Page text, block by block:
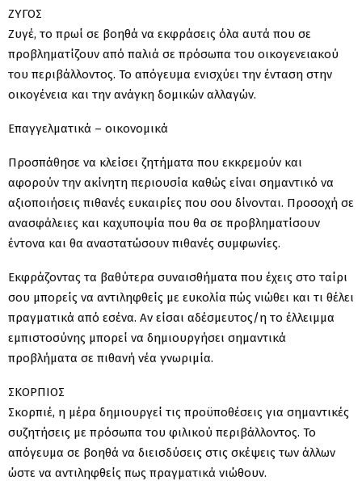
ΖΥΓΟΣ
Ζυγέ, το πρωί σε βοηθά να εκφράσεις όλα αυτά που σε
προβληματίζουν από παλιά σε πρόσωπα του οικογενειακού
του περιβάλλοντος. Το απόγευμα ενισχύει την ένταση στην
οικογένεια και την ανάγκη δομικών αλλαγών.
Επαγγελματικά – οικονομικά
Προσπάθησε να κλείσει ζητήματα που εκκρεμούν και
αφορούν την ακίνητη περιουσία καθώς είναι σημαντικό να
αξιοποιήσεις πιθανές ευκαιρίες που σου δίνονται. Προσοχή σε
ανασφάλειες και καχυποψία που θα σε προβληματίσουν
έντονα και θα αναστατώσουν πιθανές συμφωνίες.
Εκφράζοντας τα βαθύτερα συναισθήματα που έχεις στο ταίρι
σου μπορείς να αντιληφθείς με ευκολία πώς νιώθει και τι θέλει
πραγματικά από εσένα. Αν είσαι αδέσμευτος/η το έλλειμμα
εμπιστοσύνης μπορεί να δημιουργήσει σημαντικά
προβλήματα σε πιθανή νέα γνωριμία.
ΣΚΟΡΠΙΟΣ
Σκορπιέ, η μέρα δημιουργεί τις προϋποθέσεις για σημαντικές
συζητήσεις με πρόσωπα του φιλικού περιβάλλοντος. Το
απόγευμα σε βοηθά να διεισδύσεις στις σκέψεις των άλλων
ώστε να αντιληφθείς πως πραγματικά νιώθουν.